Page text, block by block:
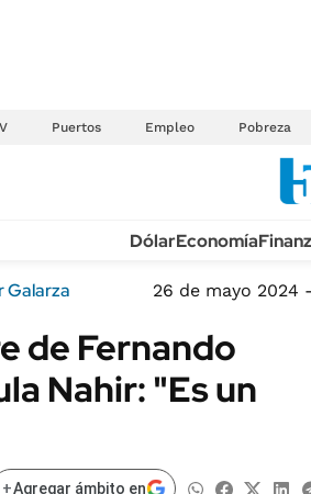
Puertos Empleo Pobreza
TECNOLOGÍA
MÉXICO
MUNDO
INFORMACIÓN
DólarEconomía
Galarza 26 de mayo 2024
de Fernando
Nahir: "Es un
+Agregar ámbito en